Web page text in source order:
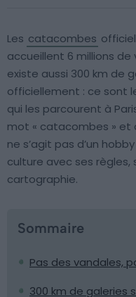
Les catacombes
accueillent 6 millions de
existe aussi 300 km de
officiellement : ce sont
qui les parcourent à
mot « catacombes » et
ne s’agit pas d’un
culture avec ses
cartographie.
Sommaire
Pas des vandales,
300 km de galeries